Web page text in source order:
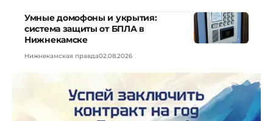
Умные домофоны и укрытия:
система защиты от БПЛА в
Нижнекамске
Нижнекамская правда02.08.2026